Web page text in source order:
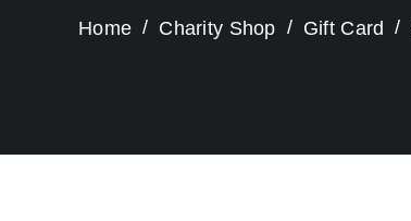
Home Charity Shop Gift Card